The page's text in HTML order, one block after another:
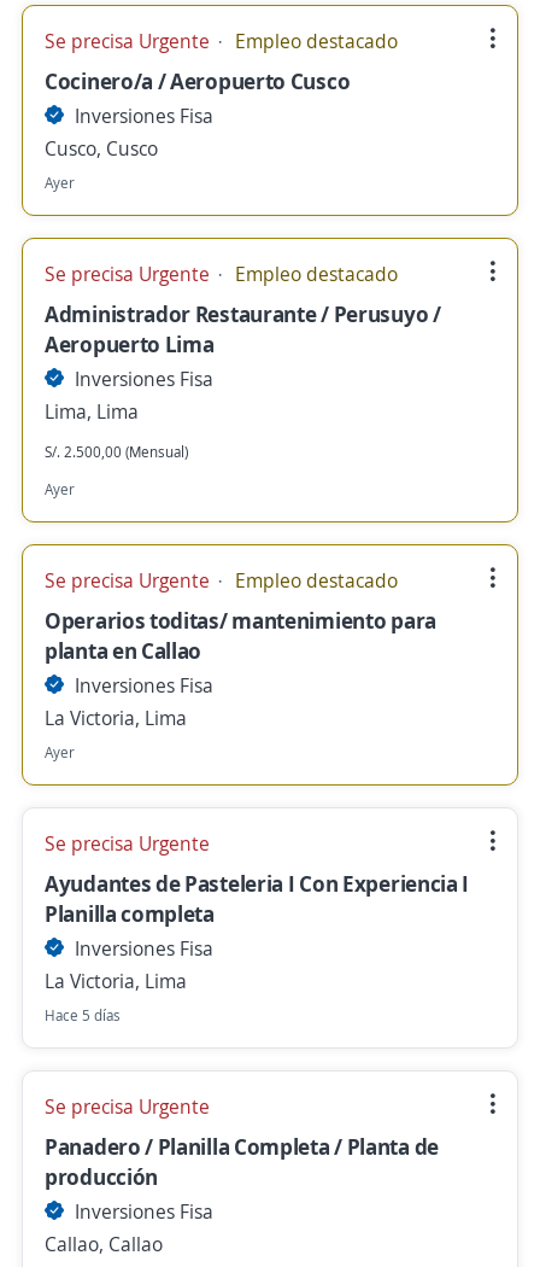
Se precisa Urgente Empleo destacado
Cocinero/a / Aeropuerto Cusco
Inversiones Fisa
Cusco, Cusco
Ayer
Se precisa Urgente Empleo destacado
Administrador Restaurante / Perusuyo /
Aeropuerto Lima
Inversiones Fisa
Lima, Lima
S/. 2.500,00 (Mensual)
Ayer
Se precisa Urgente Empleo destacado
Operarios toditas/ mantenimiento para
planta en Callao
Inversiones Fisa
La Victoria, Lima
Ayer
Se precisa Urgente
Ayudantes de Pasteleria I Con Experiencia I
Planilla completa
Inversiones Fisa
La Victoria, Lima
Hace 5 días
Se precisa Urgente
Panadero / Planilla Completa / Planta de
producción
Inversiones Fisa
Callao, Callao